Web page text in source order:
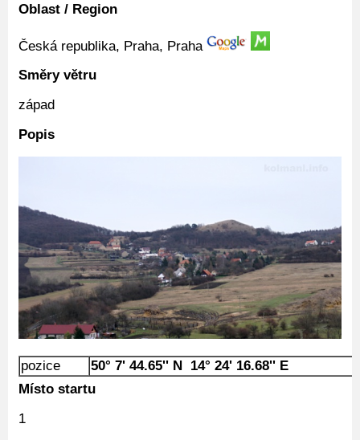
Oblast / Region
Česká republika, Praha, Praha
Směry větru
západ
Popis
pozice
50° 7' 44.65'' N 14° 24' 16.68'' E
Místo startu
1